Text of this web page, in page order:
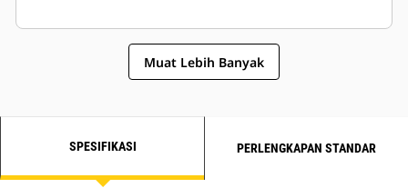
Muat Lebih Banyak
SPESIFIKASI PERLENGKAPAN STANDAR